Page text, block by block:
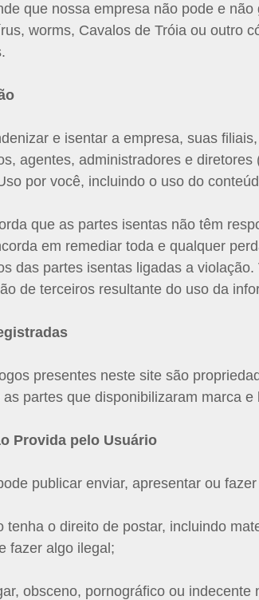
que nossa empresa não pode e
worms, Cavalos de Tróia ou outro
e isentar a empresa, suas
agentes, administradores e
por você, incluindo o uso do
que as partes isentas não têm
em remediar toda e qualquer
das partes isentas ligadas a
de terceiros resultante do uso da
presentes neste site são
partes que disponibilizaram marca
Provida pelo Usuário
publicar enviar, apresentar ou
tenha o direito de postar, incluindo
fazer algo ilegal;
obsceno, pornográfico ou